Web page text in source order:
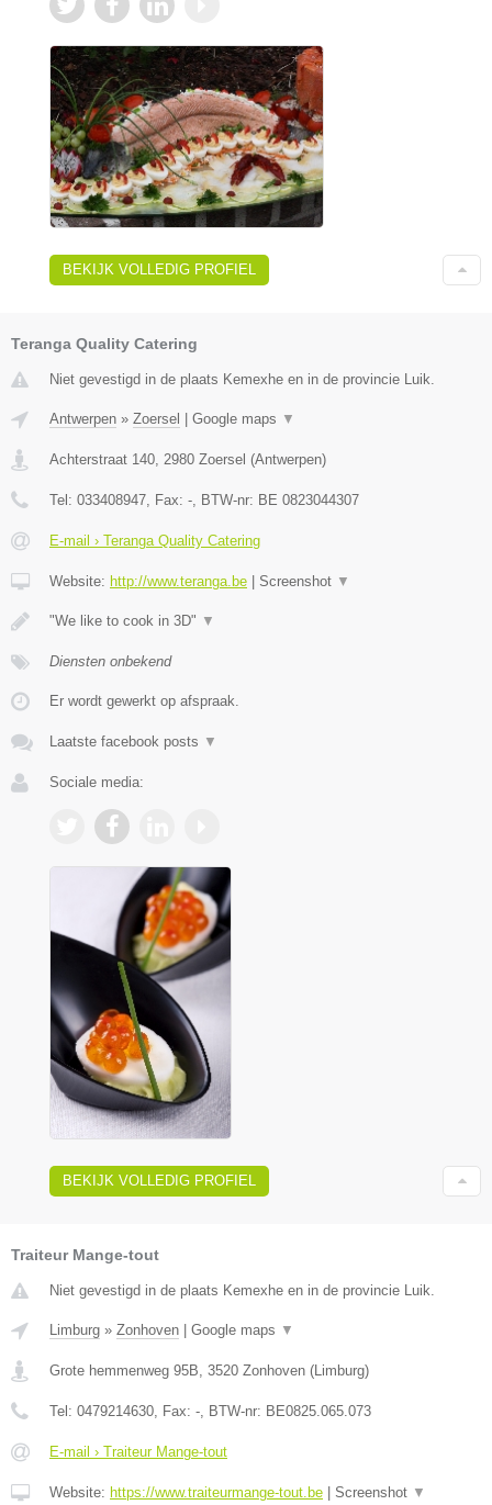
BEKIJK VOLLEDIG PROFIEL
Teranga Quality Catering
Niet gevestigd in de plaats Kemexhe en in de provincie Luik.
Antwerpen » Zoersel Google maps ▼
Achterstraat 140, 2980 Zoersel (Antwerpen)
Tel: 033408947, Fax: -, BTW-nr: BE 0823044307
E-mail › Teranga Quality Catering
Website: http://www.teranga.be Screenshot ▼
"We like to cook in 3D" ▼
Diensten onbekend
Er wordt gewerkt op afspraak.
Laatste facebook posts ▼
Sociale media:
BEKIJK VOLLEDIG PROFIEL
Traiteur Mange-tout
Niet gevestigd in de plaats Kemexhe en in de provincie Luik.
Limburg » Zonhoven Google maps ▼
Grote hemmenweg 95B, 3520 Zonhoven (Limburg)
Tel: 0479214630, Fax: -, BTW-nr: BE0825.065.073
E-mail › Traiteur Mange-tout
Website: https://www.traiteurmange-tout.be Screenshot ▼